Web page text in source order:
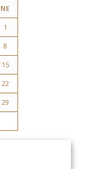
NE
1
8
15
22
29